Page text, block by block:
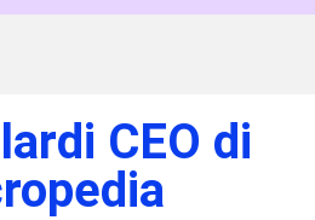
CEO di